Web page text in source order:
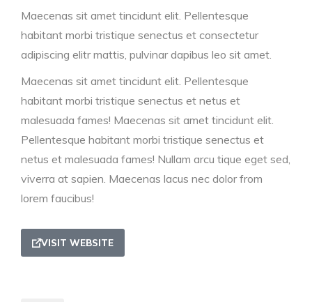
Maecenas sit amet tincidunt elit. Pellentesque
habitant morbi tristique senectus et consectetur
adipiscing elitr mattis, pulvinar dapibus leo sit amet.
Maecenas sit amet tincidunt elit. Pellentesque
habitant morbi tristique senectus et netus et
malesuada fames! Maecenas sit amet tincidunt elit.
Pellentesque habitant morbi tristique senectus et
netus et malesuada fames! Nullam arcu tique eget sed,
viverra at sapien. Maecenas lacus nec dolor from
lorem faucibus!
VISIT WEBSITE